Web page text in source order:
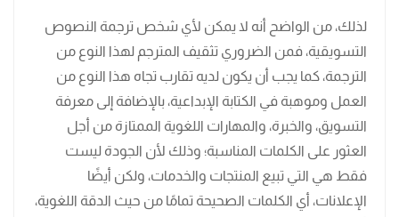
لذلك، من الواضح أنه لا يمكن لأي شخص ترجمة النصوص
التسويقية، فمن الضروري تثقيف المترجم لهذا النوع من
الترجمة، كما يجب أن يكون لديه تقارب تجاه هذا النوع من
العمل وموهبة في الكتابة الإبداعية، بالإضافة إلى معرفة
التسويق، والخبرة، والمهارات اللغوية الممتازة من أجل
العثور على الكلمات المناسبة؛ وذلك لأن الجودة ليست
فقط هي التي تبيع المنتجات والخدمات، ولكن أيضًا
الإعلانات، أي الكلمات الصحيحة تمامًا من حيث الدقة اللغوية،